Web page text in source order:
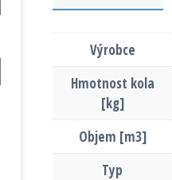
Výrobce
Hmotnost kola
[kg]
Objem [m3]
Typ